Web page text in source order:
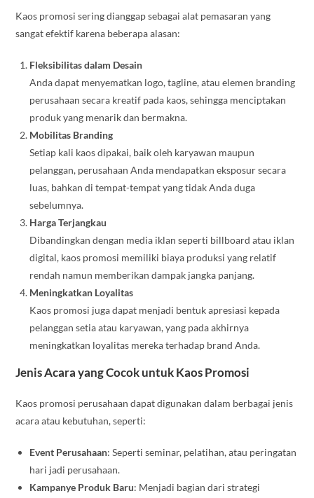
Kaos promosi sering dianggap sebagai alat pemasaran yang
sangat efektif karena beberapa alasan:
Fleksibilitas dalam Desain
Anda dapat menyematkan logo, tagline, atau elemen branding
perusahaan secara kreatif pada kaos, sehingga menciptakan
produk yang menarik dan bermakna.
Mobilitas Branding
Setiap kali kaos dipakai, baik oleh karyawan maupun
pelanggan, perusahaan Anda mendapatkan eksposur secara
luas, bahkan di tempat-tempat yang tidak Anda duga
sebelumnya.
Harga Terjangkau
Dibandingkan dengan media iklan seperti billboard atau iklan
digital, kaos promosi memiliki biaya produksi yang relatif
rendah namun memberikan dampak jangka panjang.
Meningkatkan Loyalitas
Kaos promosi juga dapat menjadi bentuk apresiasi kepada
pelanggan setia atau karyawan, yang pada akhirnya
meningkatkan loyalitas mereka terhadap brand Anda.
Jenis Acara yang Cocok untuk Kaos Promosi
Kaos promosi perusahaan dapat digunakan dalam berbagai jenis
acara atau kebutuhan, seperti:
Event Perusahaan: Seperti seminar, pelatihan, atau peringatan
hari jadi perusahaan.
Kampanye Produk Baru: Menjadi bagian dari strategi